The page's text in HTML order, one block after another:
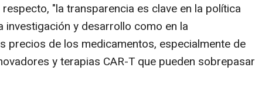
"la transparencia es clave en la política
investigación y desarrollo como en la
precios de los medicamentos, especialmente de
y terapias CAR-T que pueden sobrepasar